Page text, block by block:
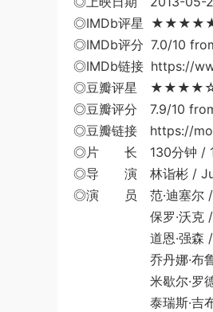
◎IMDb评星
◎IMDb评分 7.0/10
◎IMDb链接 https://
◎豆瓣评星
◎豆瓣评分 7.9/10
◎豆瓣链接 https://
◎片 长 130分钟 /
◎导 演 林诣彬 /
◎演 员 范·迪塞尔 /
保罗·沃克 / Paul
道恩·强森 /
乔丹娜·布鲁斯特
米歇尔·罗德里格
泰瑞斯·吉布森 /